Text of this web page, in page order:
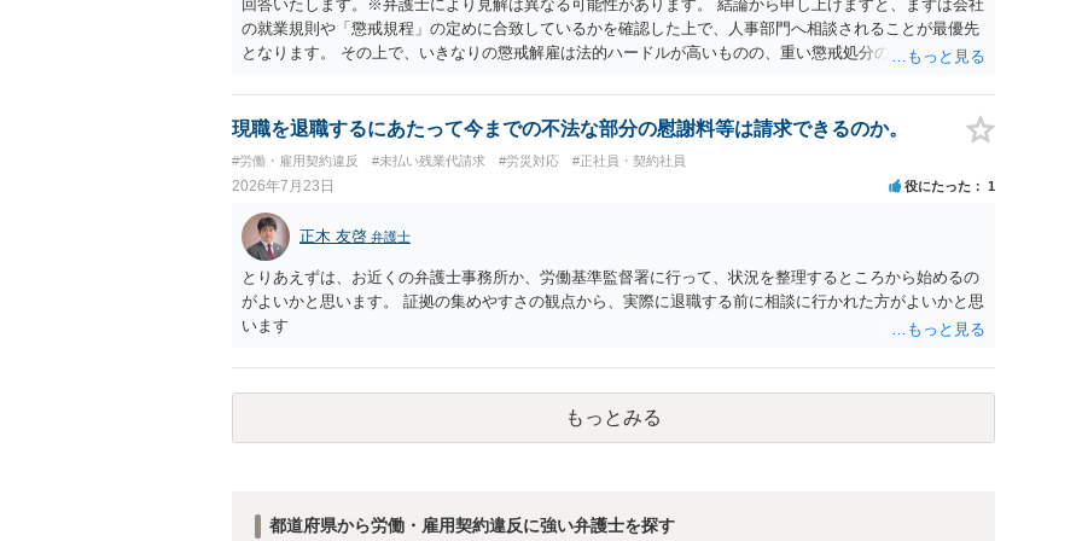
回答いたします。※弁護士により見解は異なる可能性があります。 結論から申し上げますと、まずは会社
の就業規則や「懲戒規程」の定めに合致しているかを確認した上で、人事部門へ相談されることが最優先
となります。 その上で、いきなりの懲戒解雇は法的ハードルが高いものの、重い懲戒処分の対象には十分
せ、誤認した他部署への適切なフォローや周知を求めるのが有効です。 あるいは、懲戒があったことを社
内で周知される手続があるのならば、それにより軽微ながら回復はできるかもしれません。 さらに個人と
（ただし、金額は多額にならない可能性があります。）。
現職を退職するにあたって今までの不法な部分の慰謝料等は請求できるのか。
#労働・雇用契約違反 #未払い残業代請求 #労災対応 #正社員・契約社員
2026年7月23日 役にたった 1
正木 友啓 弁護士
とりあえずは、お近くの弁護士事務所か、労働基準監督署に行って、状況を整理するところから始めるの
がよいかと思います。 証拠の集めやすさの観点から、実際に退職する前に相談に行かれた方がよいかと思
います
もっとみる
都道府県から労働・雇用契約違反に強い弁護士を探す